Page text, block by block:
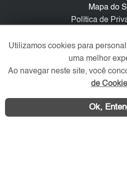
Mapa do
Política de
Utilizamos cookies para
uma melhor
Ao navegar neste site, você
de
Ok,